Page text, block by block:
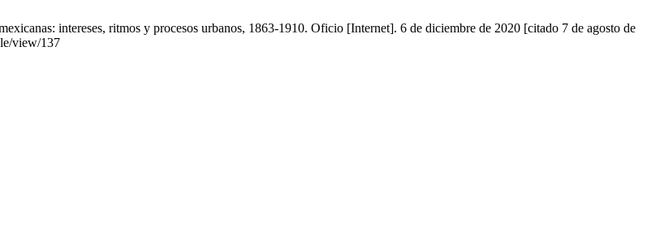
intereses, ritmos y procesos urbanos, 1863-1910. Oficio [Internet]. 6 de diciembre de 2020 [citado 7 de agosto de
view/137